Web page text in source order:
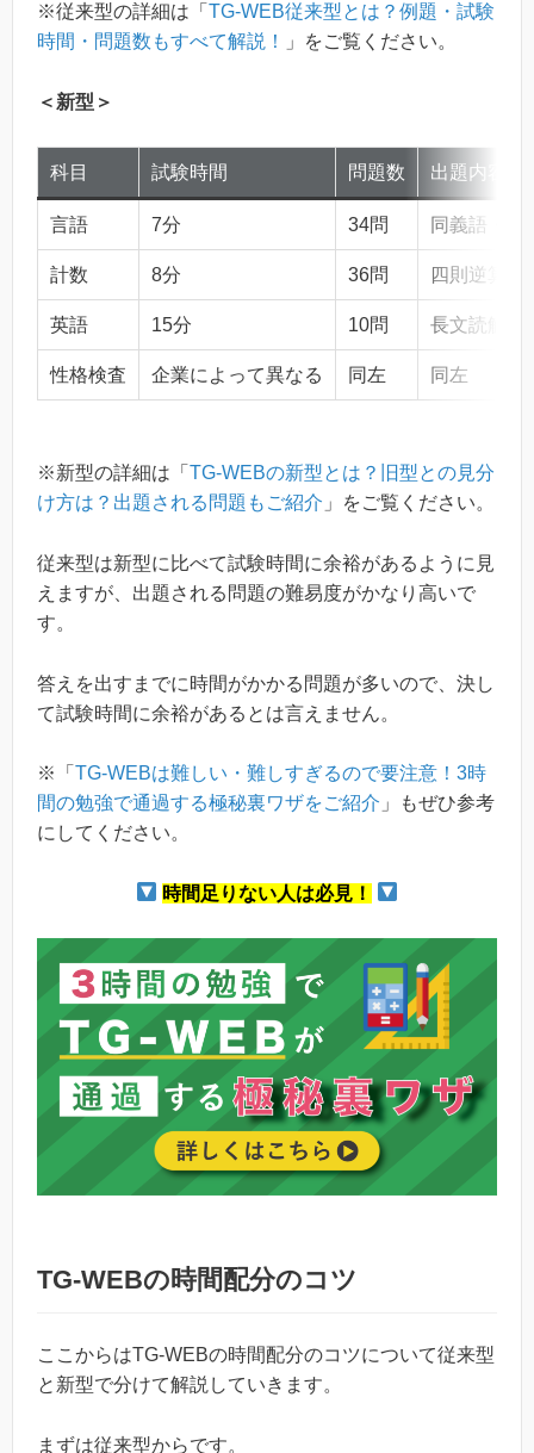
※従来型の詳細は「 TG-WEB従来型とは？例題・試験
時間・問題数もすべて解説！
」をご覧ください。
＜新型＞
科目 試験時間 問題数 出題内容
言語 7分 34問 同義語・対
計数 8分 36問 四則逆算、
英語 15分 10問 長文読解
性格検査 企業によって異なる 同左 同左
※新型の詳細は「 TG-WEBの新型とは？旧型との見分
け方は？出題される問題もご紹介 」をご覧ください。
従来型は新型に比べて試験時間に余裕があるように見
えますが、出題される問題の難易度がかなり高いで
す。
答えを出すまでに時間がかかる問題が多いので、決し
て試験時間に余裕があるとは言えません。
※「 TG-WEBは難しい・難しすぎるので要注意！3時
間の勉強で通過する極秘裏ワザをご紹介 」もぜひ参考
にしてください。
時間足りない人は必見！
TG-WEBの時間配分のコツ
ここからはTG-WEBの時間配分のコツについて従来型
と新型で分けて解説していきます。
まずは従来型からです。